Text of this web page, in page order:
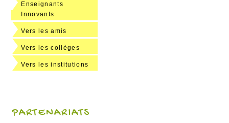
Enseignants
Innovants
Vers les amis
Vers les collèges
Vers les institutions
PARTENARIATS